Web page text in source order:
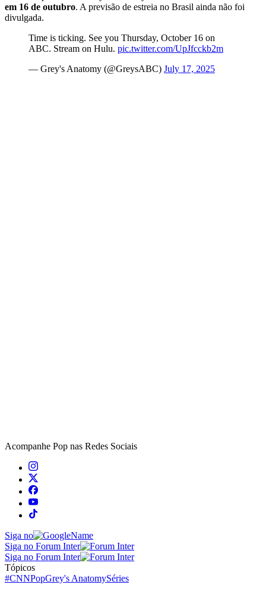
em 16 de outubro. A previsão de estreia no Brasil ainda não foi
divulgada.
Time is ticking. See you Thursday, October 16 on
ABC. Stream on Hulu. pic.twitter.com/UpJfcckb2m
— Grey's Anatomy (@GreysABC) July 17, 2025
Acompanhe Pop nas Redes Sociais
Siga no
Siga no Forum Inter
Siga no Forum Inter
Tópicos
#CNNPopGrey's AnatomySéries